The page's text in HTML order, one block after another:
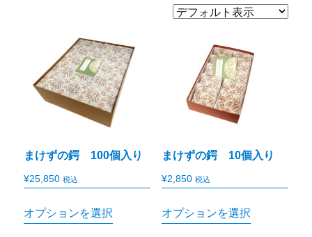
まけずの鍔 100個入り
¥25,850 税込
オプションを選択
まけずの鍔 10個入り
¥2,850 税込
オプションを選択